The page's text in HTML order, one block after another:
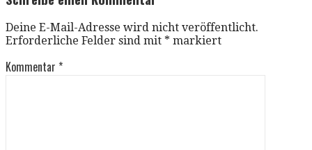
Deine E-Mail-Adresse wird nicht veröffentlicht.
Erforderliche Felder sind mit * markiert
Kommentar *